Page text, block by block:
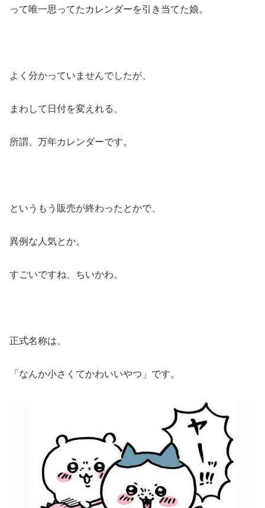
って唯一思ってたカレンダーを引き当てた娘。
よく分かっていませんでしたが、
まわして日付を変えれる、
所謂、万年カレンダーです。
というもう販売が終わったとかで、
異例な人気とか。
すごいですね、ちいかわ。
正式名称は、
「なんか小さくてかわいいやつ」です。